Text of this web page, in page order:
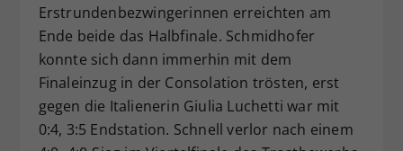
Erstrundenbezwingerinnen erreichten am
Ende beide das Halbfinale. Schmidhofer
konnte sich dann immerhin mit dem
Finaleinzug in der Consolation trösten, erst
gegen die Italienerin Giulia Luchetti war mit
0:4, 3:5 Endstation. Schnell verlor nach einem